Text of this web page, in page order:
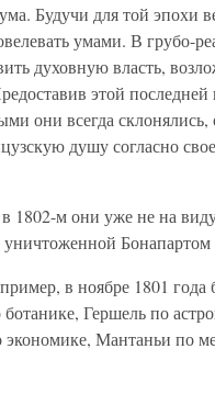
Будучи для той эпохи
умами. В грубо-
духовную власть,
этой
они всегда
душу согласно
1802-м они уже не на
Бонапартом
в ноябре 1801 года
Гершель по
Мантаньи по